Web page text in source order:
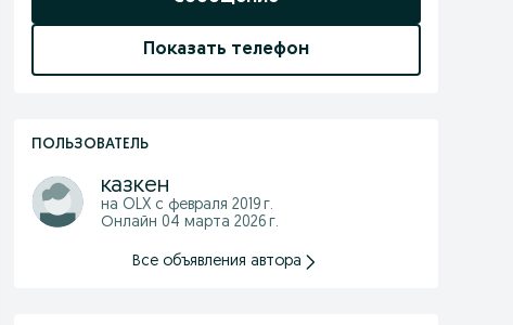
Показать телефон
ПОЛЬЗОВАТЕЛЬ
казкен
на OLX с февраля 2019 г.
Онлайн 04 марта 2026 г.
Все объявления автора